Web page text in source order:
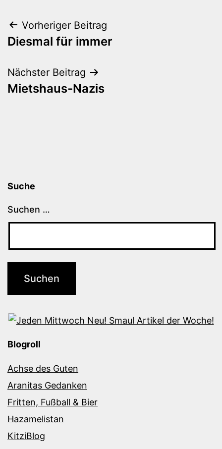
Beitragsnavigation
Vorheriger Beitrag
Diesmal für immer
Nächster Beitrag
Mietshaus-Nazis
Suche
Suchen …
Blogroll
Achse des Guten
Aranitas Gedanken
Fritten, Fußball & Bier
Hazamelistan
KitziBlog